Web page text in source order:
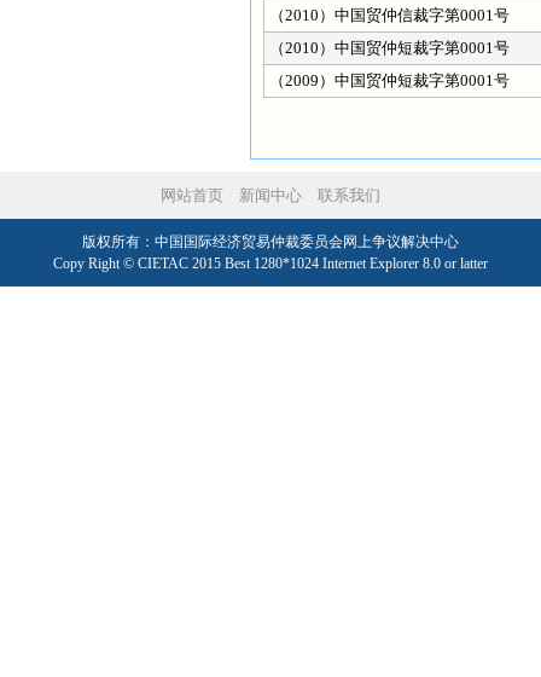
（2010）中国贸仲信裁字第0001号
（2010）中国贸仲短裁字第0001号
（2009）中国贸仲短裁字第0001号
网站首页 新闻中心 联系我们
版权所有：中国国际经济贸易仲裁委员会网上争议解决中心
Copy Right © CIETAC 2015 Best 1280*1024 Internet Explorer 8.0 or latter